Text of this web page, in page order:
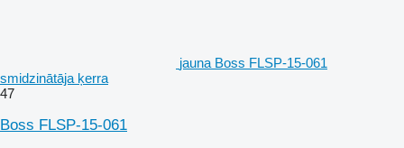
jauna Boss FLSP-15-061
smidzinātāja ķerra
47
Boss FLSP-15-061